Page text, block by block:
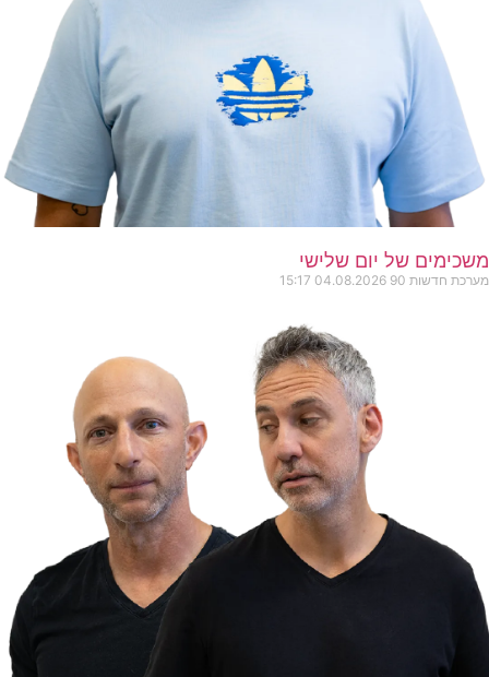
משכימים של יום שלישי
מערכת חדשות 90 04.08.2026
15:17